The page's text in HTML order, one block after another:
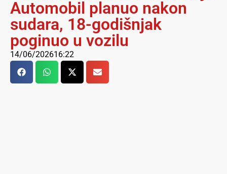
Automobil planuo nakon
sudara, 18-godišnjak
poginuo u vozilu
14/06/202616:22